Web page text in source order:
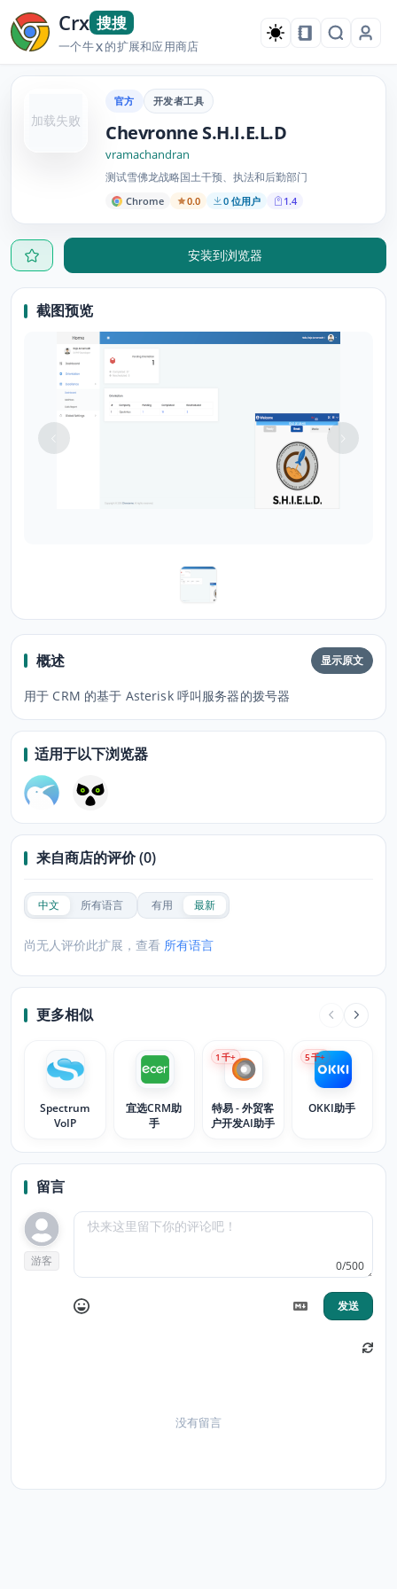
Crx 搜搜
一个牛X的扩展和应用商店
加载失败
官方 开发者工具
Chevronne S.H.I.E.L.D
vramachandran
测试雪佛龙战略国土干预、执法和后勤部门
Chrome 0.0 0 位用户 1.4
安装到浏览器
截图预览
概述 显示原文
用于 CRM 的基于 Asterisk 呼叫服务器的拨号器
适用于以下浏览器
来自商店的评价 (0)
中文 所有语言 有用 最新
尚无人评价此扩展，查看 所有语言
更多相似
Spectrum
VoIP
宜选CRM助
手
特易 - 外贸客
户开发AI助手
1 千+
OKKI助手
5千+
留言
游客 0/500
发送
没有留言